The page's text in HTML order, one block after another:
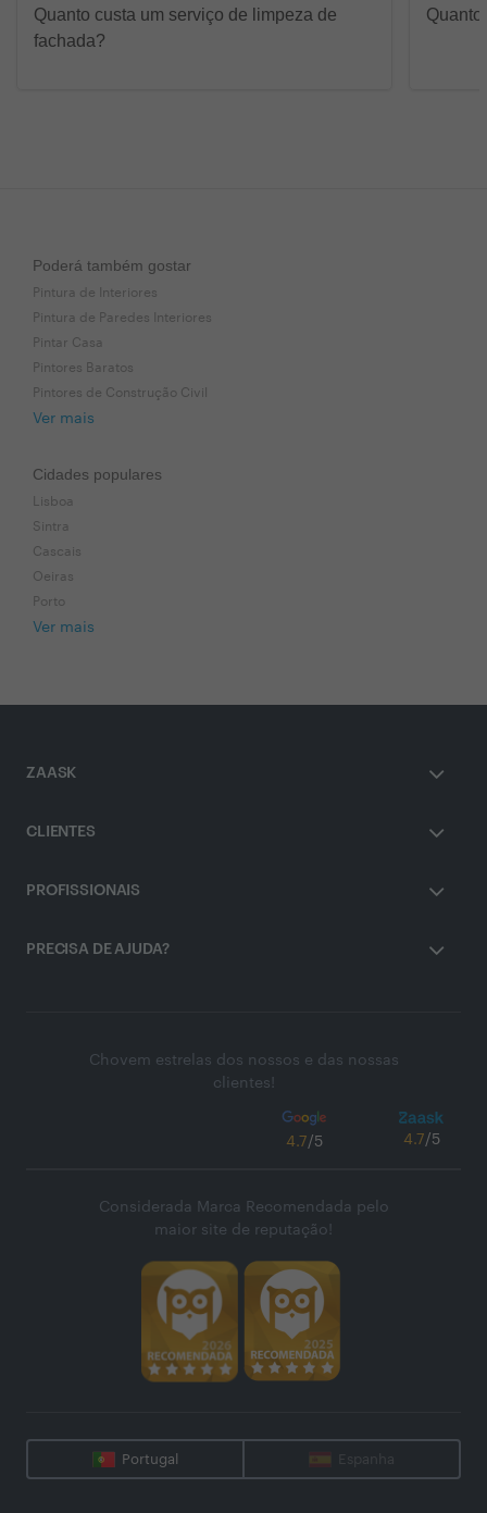
Quanto custa um serviço de limpeza de
fachada?
Poderá também gostar
Pintura de Interiores
Pintura de Paredes Interiores
Pintar Casa
Pintores Baratos
Pintores de Construção Civil
Ver mais
Cidades populares
Lisboa
Sintra
Cascais
Oeiras
Porto
Ver mais
ZAASK
CLIENTES
PROFISSIONAIS
PRECISA DE AJUDA?
Chovem estrelas dos nossos e das nossas
clientes!
4.7/5 4.7/5
Considerada Marca Recomendada pelo
maior site de reputação!
Portugal Espanha